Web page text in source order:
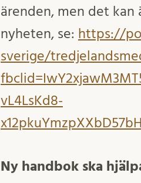
ärenden, men det kan
nyheten, se: https://
sverige/
vL4LsKd8-
Ny handbok ska